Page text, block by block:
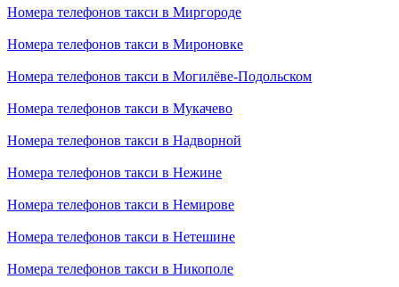
Номера телефонов такси в Миргороде
Номера телефонов такси в Мироновке
Номера телефонов такси в Могилёве-Подольском
Номера телефонов такси в Мукачево
Номера телефонов такси в Надворной
Номера телефонов такси в Нежине
Номера телефонов такси в Немирове
Номера телефонов такси в Нетешине
Номера телефонов такси в Никополе